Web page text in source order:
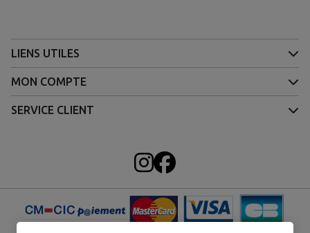
LIENS UTILES
MON COMPTE
SERVICE CLIENT